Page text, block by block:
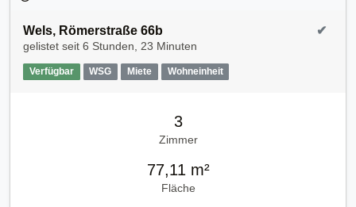
Wels, Römerstraße 66b
gelistet seit 6 Stunden, 23 Minuten
Verfügbar WSG Miete Wohneinheit
✔
3
Zimmer
77,11 m²
Fläche